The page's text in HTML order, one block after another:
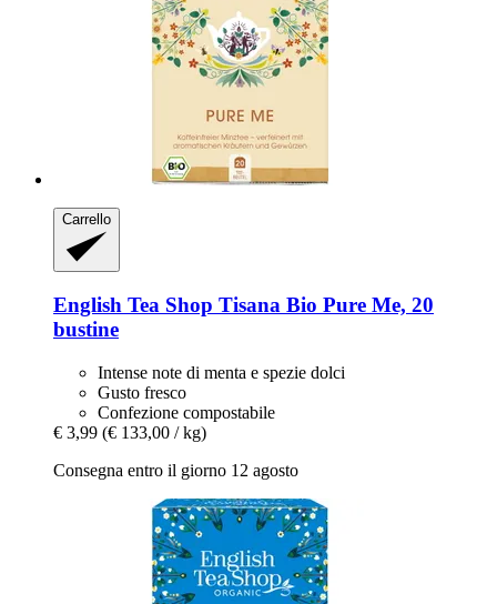
Carrello
English Tea Shop Tisana Bio Pure Me, 20
bustine
Intense note di menta e spezie dolci
Gusto fresco
Confezione compostabile
€ 3,99 (€ 133,00 / kg)
Consegna entro il giorno 12 agosto